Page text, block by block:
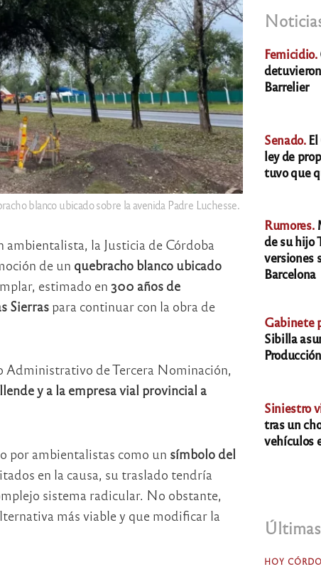
blanco ubicado sobre la avenida Padre Luchesse.
ambientalista, la Justicia de Córdoba
de un quebracho blanco ubicado
estimado en 300 años de
Sierraspara continuar con la obra de
Administrativo de Tercera Nominación,
y a la empresa vial provincial a
por ambientalistas como un símbolo del
en la causa, su traslado tendría
sistema radicular. No obstante,
más viable y que modificar la
Femicidio.
Barrelier
Senado.El
ley de
tuvo que
Rumores.
de su hijo
versiones
Barcelona
Gabinete
Sibilla
Siniestro
tras un
vehículos
HOY